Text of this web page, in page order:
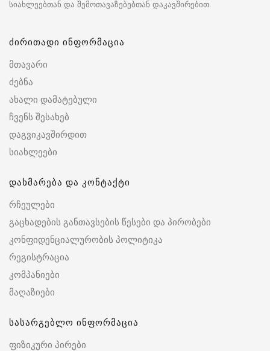
სიახლეებთან და შემოთავაზებებთან დაკავშირებით.
ძირითადი ინფორმაცია
მთავარი
ძებნა
ახალი დამატებული
ჩვენს შესახებ
დაგვიკავშირდით
სიახლეები
დახმარება და კონტაქტი
რჩეულები
გაცხადების განთავსების წესები და პირობები
კონფიდენციალურობის პოლიტიკა
რეგისტრაცია
კომპანიები
მაღაზიები
სასარგებლო ინფორმაცია
ფიზიკური პირები